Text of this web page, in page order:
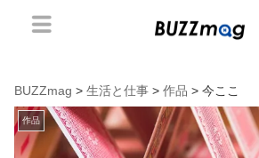
BUZZmag > 生活と仕事 > 作品 > 今ここ
作品